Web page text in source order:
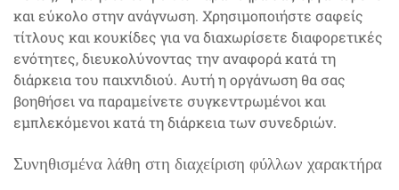
και εύκολο στην ανάγνωση. Χρησιμοποιήστε σαφείς
τίτλους και κουκίδες για να διαχωρίσετε διαφορετικές
ενότητες, διευκολύνοντας την αναφορά κατά τη
διάρκεια του παιχνιδιού. Αυτή η οργάνωση θα σας
βοηθήσει να παραμείνετε συγκεντρωμένοι και
εμπλεκόμενοι κατά τη διάρκεια των συνεδριών.
Συνηθισμένα λάθη στη διαχείριση φύλλων χαρακτήρα